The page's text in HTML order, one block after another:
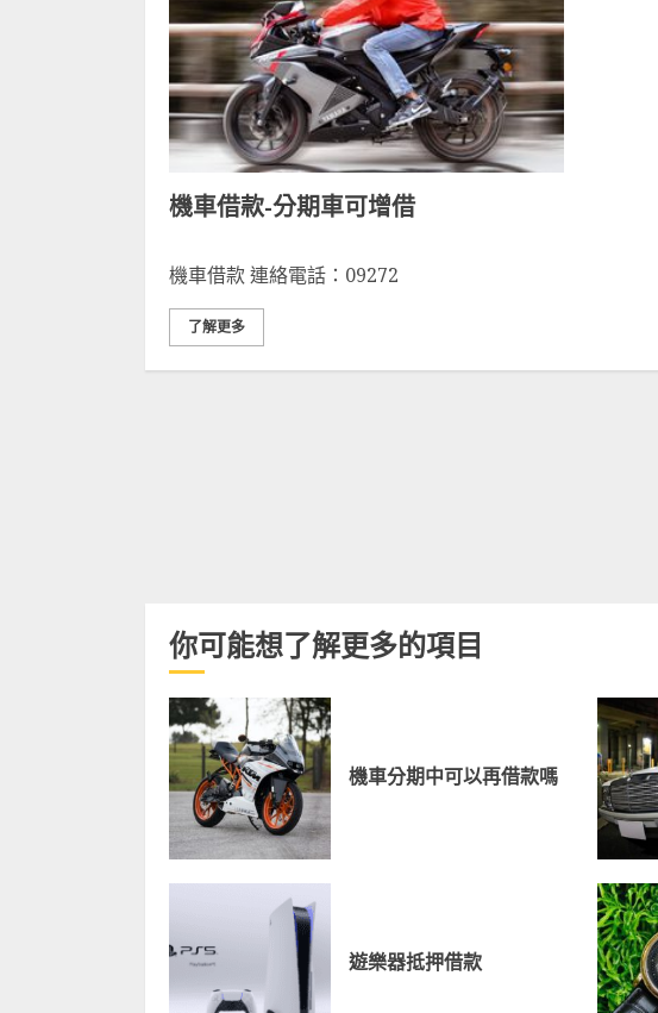
機車借款-分期車可增借
機車借款 連絡電話：09272
了解更多
你可能想了解更多的項目
機車分期中可以再借款嗎
遊樂器抵押借款